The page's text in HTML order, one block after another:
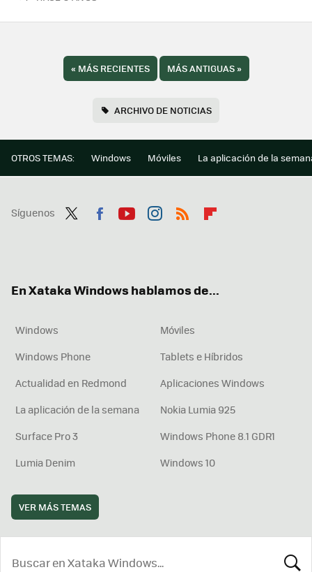
« MÁS RECIENTES MÁS ANTIGUAS»
ARCHIVO DE NOTICIAS
OTROS TEMAS: Windows Móviles La aplicación de la
Síguenos
En Xataka Windows hablamos de...
Windows
Móviles
Windows Phone
Tablets e Híbridos
Actualidad en Redmond
Aplicaciones Windows
La aplicación de la semana
Nokia Lumia 925
Surface Pro 3
Windows Phone 8.1 GDR1
Lumia Denim
Windows 10
VER MÁS TEMAS